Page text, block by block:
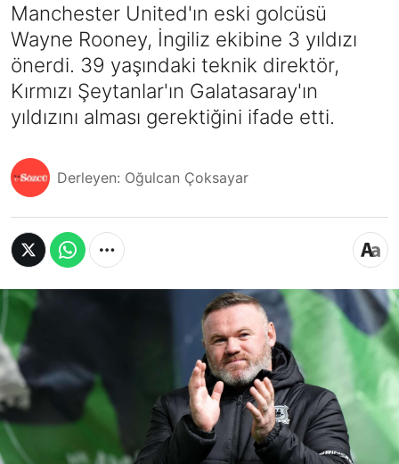
Manchester United'ın eski golcüsü
Wayne Rooney, İngiliz ekibine 3 yıldızı
önerdi. 39 yaşındaki teknik direktör,
Kırmızı Şeytanlar'ın Galatasaray'ın
yıldızını alması gerektiğini ifade etti.
Derleyen: Oğulcan Çoksayar